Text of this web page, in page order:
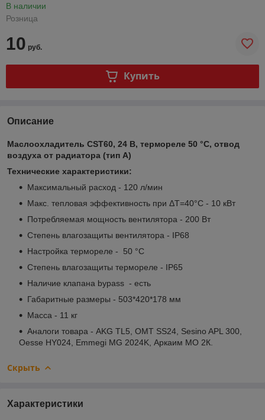
В наличии
Розница
10 руб.
Купить
Описание
Маслоохладитель CST60, 24 В, термореле 50 °С, отвод
воздуха от радиатора (тип А)
Технические характеристики:
Максимальный расход - 120 л/мин
Макс. тепловая эффективность при ΔТ=40°С - 10 кВт
Потребляемая мощность вентилятора - 200 Вт
Степень влагозащиты вентилятора - IP68
Настройка термореле - 50 °С
Степень влагозащиты термореле - IP65
Наличие клапана bypass - есть
Габаритные размеры - 503*420*178 мм
Масса - 11 кг
Аналоги товара - AKG TL5, OMT SS24, Sesino APL 300,
Oesse HY024, Emmegi MG 2024K, Аркаим МО 2К.
Скрыть
Характеристики